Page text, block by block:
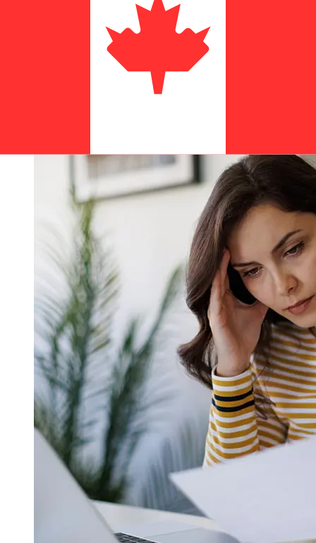
Bezorgtijden voor internationale overboekingen met
Orco Bank van Verenigde Staten tot Canada variëren
afhankelijk van de betaalmethode en het tijdstip van
transacties. Internationale bankoverschrijvingen duren
meestal 1 tot 5 werkdagen. Factoren zoals feestdagen
en veiligheidscontroles kunnen ook invloed hebben op
de levering. Controleer Orco Bank Bonairede afkaptijden